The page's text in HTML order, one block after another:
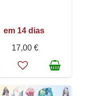
em 14 dias
17,00 €